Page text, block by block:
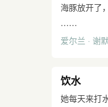
窗外闪过一
他把后底架
压上帐簿。
在我手指和
那支粗壮的
冷漠得似辆
下来的时候
"她准行"凯
我走在她的
密码：事物
水和地面都
海豚放开了
说得太少，
诗人们青春
老演员念不
……
爱尔兰 · 谢
饮水
她每天来打